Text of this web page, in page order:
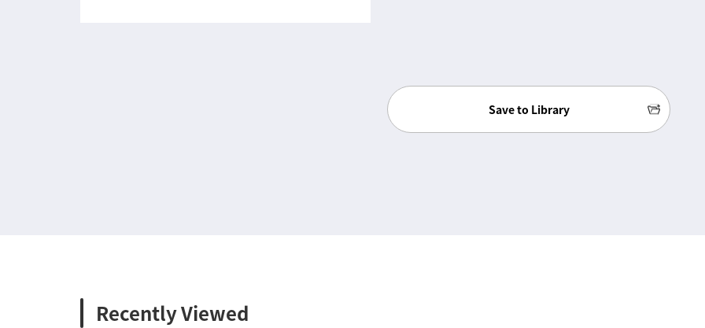
Save to Library
Recently Viewed